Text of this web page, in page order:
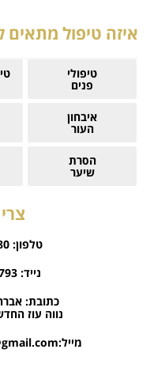
איזה טיפול מתאים
טיפולי
פנים
איבחון
העור
הסרת
שיער
טלפון:
נייד:
כתובת:
נווה עוז
מייל: